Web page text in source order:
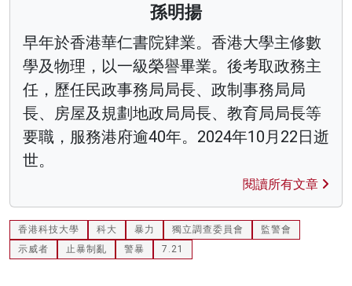
孫明揚
早年於香港華仁書院肄業。香港大學主修數
學及物理，以一級榮譽畢業。後考取政務主
任，歷任民政事務局局長、政制事務局局
長、房屋及規劃地政局局長、教育局局長等
要職，服務港府逾40年。2024年10月22日逝
世。
閱讀所有文章
香港科技大學 科大 暴力 獨立調查委員會
監警會
示威者
止暴制亂 警暴 7.21